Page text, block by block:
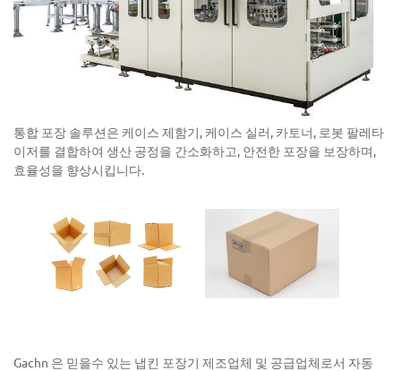
통합 포장 솔루션은 케이스 제함기, 케이스 실러, 카토너, 로봇 팔레타
이저를 결합하여 생산 공정을 간소화하고, 안전한 포장을 보장하며,
효율성을 향상시킵니다.
Gachn 은 믿을수 있는 냅킨 포장기 제조업체 및 공급업체로서 자동